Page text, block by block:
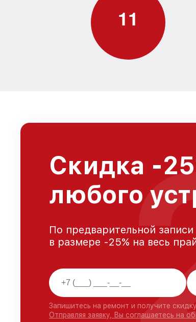
11
Скидка -
любого
По предварительной
в размере -25% на весь
Запишитесь на ремонт и получите
Отправляя заявку, Вы соглашаетесь на